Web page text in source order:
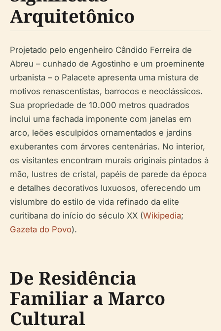
Arquitetônico
Projetado pelo engenheiro Cândido Ferreira de
Abreu – cunhado de Agostinho e um proeminente
urbanista – o Palacete apresenta uma mistura de
motivos renascentistas, barrocos e neoclássicos.
Sua propriedade de 10.000 metros quadrados
inclui uma fachada imponente com janelas em
arco, leões esculpidos ornamentados e jardins
exuberantes com árvores centenárias. No interior,
os visitantes encontram murais originais pintados à
mão, lustres de cristal, papéis de parede da época
e detalhes decorativos luxuosos, oferecendo um
vislumbre do estilo de vida refinado da elite
curitibana do início do século XX (Wikipedia;
Gazeta do Povo).
De Residência
Familiar a Marco
Cultural